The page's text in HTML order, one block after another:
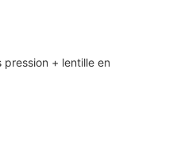
pression + lentille en